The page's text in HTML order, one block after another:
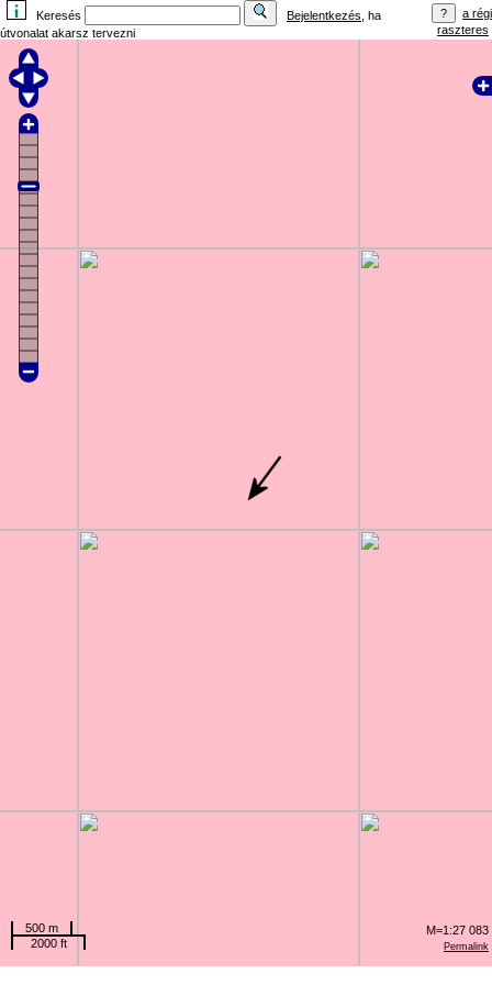
Keresés Bejelentkezés , ha
útvonalat akarsz tervezni
a régi
raszteres
Permalink
500 m
2000 ft
M=1:27 083